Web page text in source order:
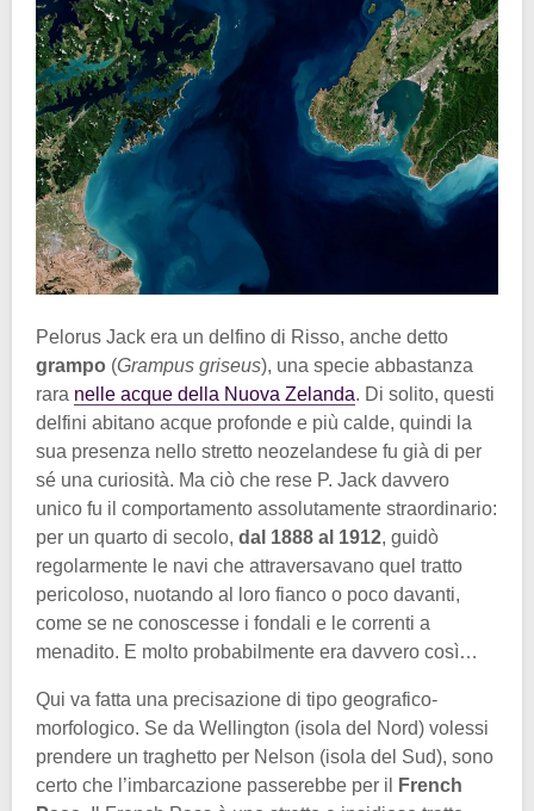
Pelorus Jack era un delfino di Risso, anche detto
grampo (Grampus griseus), una specie abbastanza
rara nelle acque della Nuova Zelanda. Di solito, questi
delfini abitano acque profonde e più calde, quindi la
sua presenza nello stretto neozelandese fu già di per
sé una curiosità. Ma ciò che rese P. Jack davvero
unico fu il comportamento assolutamente straordinario:
per un quarto di secolo, dal 1888 al 1912, guidò
regolarmente le navi che attraversavano quel tratto
pericoloso, nuotando al loro fianco o poco davanti,
come se ne conoscesse i fondali e le correnti a
menadito. E molto probabilmente era davvero così…
Qui va fatta una precisazione di tipo geografico-
morfologico. Se da Wellington (isola del Nord) volessi
prendere un traghetto per Nelson (isola del Sud), sono
certo che l’imbarcazione passerebbe per il
French